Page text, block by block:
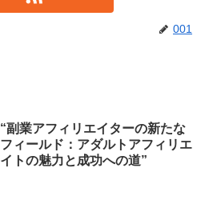
001
“副業アフィリエイターの新たな
フィールド：アダルトアフィリエ
イトの魅力と成功への道”